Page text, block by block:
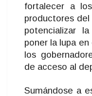
fortalecer a
productores
potencializar
poner la lupa
los
de acceso al
Sumándose a